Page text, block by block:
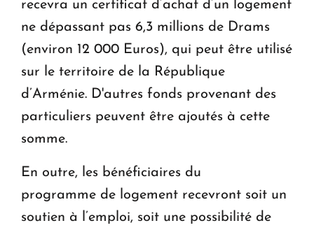
recevra un certificat d’achat d’un logement
ne dépassant pas 6,3 millions de Drams
(environ 12 000 Euros), qui peut être utilisé
sur le territoire de la République
d’Arménie. D'autres fonds provenant des
particuliers peuvent être ajoutés à cette
somme.
En outre, les bénéficiaires du
programme de logement recevront soit un
soutien à l’emploi, soit une possibilité de